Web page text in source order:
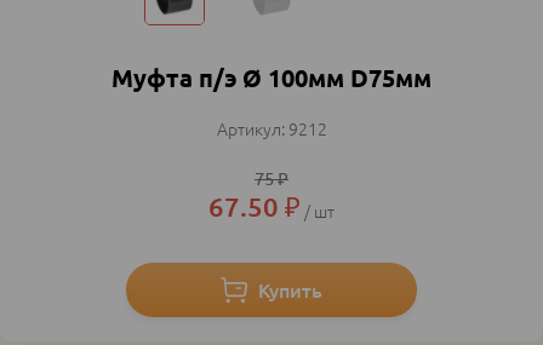
Муфта п/э Ø 100мм D75мм
9212
75₽
67.50 ₽ шт